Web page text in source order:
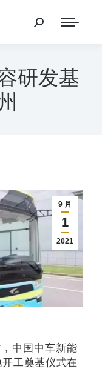
研发基
9 月
1
2021
中国中车新能
工奠基仪式在